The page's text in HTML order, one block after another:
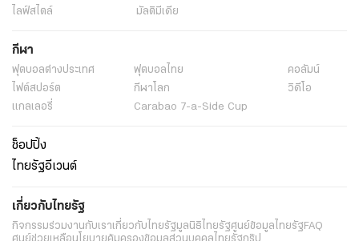
ไลฟ์สไตล์
มัลติมีเดีย
กีฬา
ฟุตบอลต่่างประเทศ ฟุตบอลไทย
คอลัมน์
ไฟต์สปอร์ต
กีฬาโลก
วิดีโอ
แกลเลอรี่
Carabao 7-a-Side Cup
ช็อปปิ้ง
ไทยรัฐอีเวนต์
เกี่ยวกับไทยรัฐ
กิจกรรมร่วมงานกับเราเกี่ยวกับไทยรัฐมูลนิธิไทยรัฐศูนย์ข้อมูลไทยรัฐFAQ